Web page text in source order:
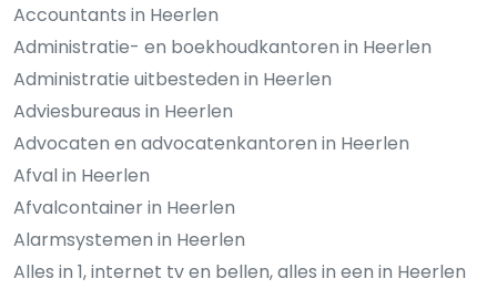
Accountants in Heerlen
Administratie- en boekhoudkantoren in Heerlen
Administratie uitbesteden in Heerlen
Adviesbureaus in Heerlen
Advocaten en advocatenkantoren in Heerlen
Afval in Heerlen
Afvalcontainer in Heerlen
Alarmsystemen in Heerlen
Alles in 1, internet tv en bellen, alles in een in Heerlen